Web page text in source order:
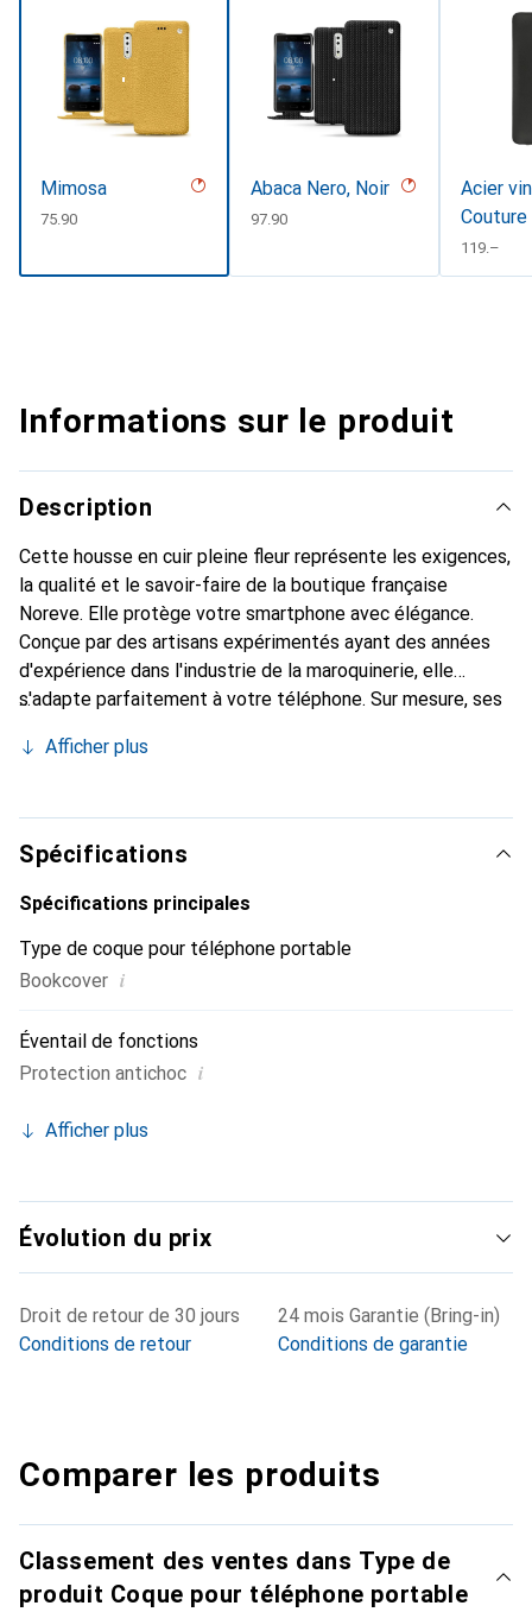
Mimosa
CHF
75.90
Abaca Nero, Noir
CHF
97.90
Acier
Couture
CHF
119.–
Informations sur le produit
Description
Cette housse en cuir pleine fleur représente les exigences,
la qualité et le savoir-faire de la boutique française
Noreve. Elle protège votre smartphone avec élégance.
Conçue par des artisans expérimentés ayant des années
d'expérience dans l'industrie de la maroquinerie, elle
s'adapte parfaitement à votre téléphone. Sur mesure, ses
Elle devient l'accessoire chic et indispensable pour votre
internationalement pour ses produits de haute qualité et
constitue un choix fiable pour une clientèle exigeante.
Afficher plus
Spécifications
Spécifications principales
Type de coque pour téléphone portable
Bookcover i
Éventail de fonctions
Protection antichoc i
Afficher plus
Évolution du prix
Droit de retour de 30 jours
Conditions de retour
24 mois Garantie (Bring-in)
Conditions de garantie
Comparer les produits
Classement des ventes dans Type de
produit Coque pour téléphone portable